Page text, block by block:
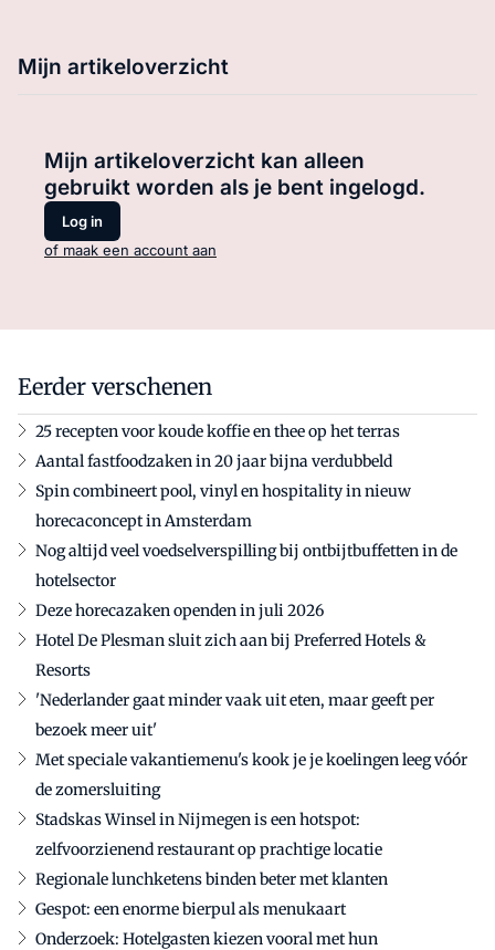
Mijn artikeloverzicht
Mijn artikeloverzicht kan alleen
gebruikt worden als je bent ingelogd.
Log in
of maak een account aan
Eerder verschenen
25 recepten voor koude koffie en thee op het terras
Aantal fastfoodzaken in 20 jaar bijna verdubbeld
Spin combineert pool, vinyl en hospitality in nieuw
horecaconcept in Amsterdam
Nog altijd veel voedselverspilling bij ontbijtbuffetten in de
hotelsector
Deze horecazaken openden in juli 2026
Hotel De Plesman sluit zich aan bij Preferred Hotels &
Resorts
'Nederlander gaat minder vaak uit eten, maar geeft per
bezoek meer uit'
Met speciale vakantiemenu's kook je je koelingen leeg vóór
de zomersluiting
Stadskas Winsel in Nijmegen is een hotspot:
zelfvoorzienend restaurant op prachtige locatie
Regionale lunchketens binden beter met klanten
Gespot: een enorme bierpul als menukaart
Onderzoek: Hotelgasten kiezen vooral met hun